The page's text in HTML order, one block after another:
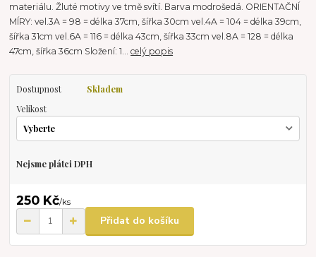
materiálu. Žluté motivy ve tmě svítí. Barva modrošedá. ORIENTAČNÍ
MÍRY: vel.3A = 98 = délka 37cm, šířka 30cm vel.4A = 104 = délka 39cm,
šířka 31cm vel.6A = 116 = délka 43cm, šířka 33cm vel.8A = 128 = délka
47cm, šířka 36cm Složení: 1...celý popis
Dostupnost
Skladem
Velikost
Nejsme plátci DPH
250 Kč/ks
Přidat do košíku